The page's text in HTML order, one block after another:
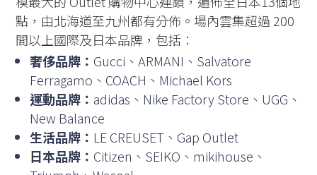
點，由北海道至九州都有分佈。場內雲集超過 200
間以上國際及日本品牌，包括：
奢侈品牌： Gucci、ARMANI、Salvatore
Ferragamo、COACH、Michael Kors
運動品牌： adidas、Nike Factory Store、UGG、
New Balance
生活品牌： LE CREUSET、Gap Outlet
日本品牌： Citizen、SEIKO、mikihouse、